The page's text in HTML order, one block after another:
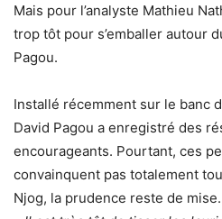
Mais pour l’analyste Mathieu
trop tôt pour s’emballer autour
Pagou.
Installé récemment sur le banc
David Pagou a enregistré des
encourageants. Pourtant, ces
convainquent pas totalement
Njog, la prudence reste de mise.